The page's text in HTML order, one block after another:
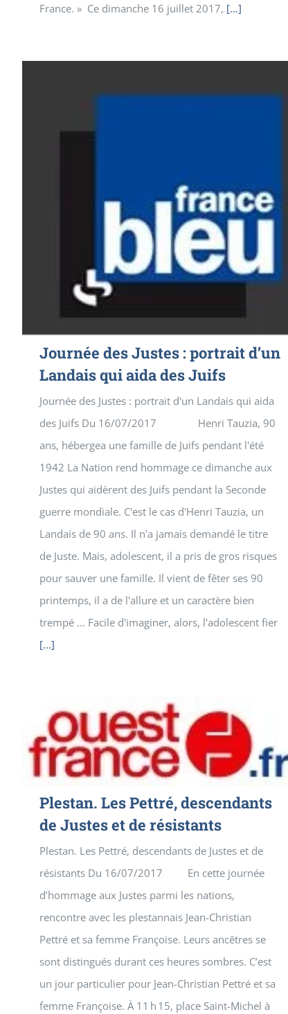
France. » Ce dimanche 16 juillet 2017, [...]
Journée des Justes : portrait d’un
Landais qui aida des Juifs
Journée des Justes : portrait d'un Landais qui aida
des Juifs Du 16/07/2017 Henri Tauzia, 90
ans, hébergea une famille de Juifs pendant l'été
1942 La Nation rend hommage ce dimanche aux
Justes qui aidèrent des Juifs pendant la Seconde
guerre mondiale. C'est le cas d'Henri Tauzia, un
Landais de 90 ans. Il n'a jamais demandé le titre
de Juste. Mais, adolescent, il a pris de gros risques
pour sauver une famille. Il vient de fêter ses 90
printemps, il a de l'allure et un caractère bien
trempé ... Facile d'imaginer, alors, l'adolescent fier
[...]
Plestan. Les Pettré, descendants
de Justes et de résistants
Plestan. Les Pettré, descendants de Justes et de
résistants Du 16/07/2017 En cette journée
d’hommage aux Justes parmi les nations,
rencontre avec les plestannais Jean-Christian
Pettré et sa femme Françoise. Leurs ancêtres se
sont distingués durant ces heures sombres. C’est
un jour particulier pour Jean-Christian Pettré et sa
femme Françoise. À 11 h 15, place Saint-Michel à